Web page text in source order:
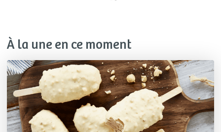
À la une en ce moment